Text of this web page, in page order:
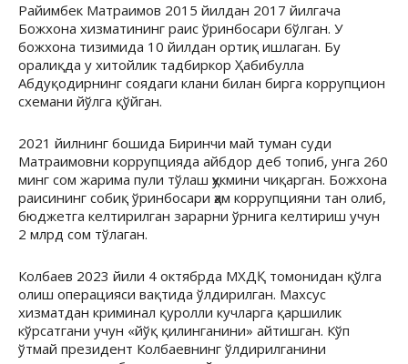
Райимбек Матраимов 2015 йилдан 2017 йилгача
Божхона хизматининг раис ўринбосари бўлган. У
божхона тизимида 10 йилдан ортиқ ишлаган. Бу
оралиқда у хитойлик тадбиркор Ҳабибулла
Абдуқодирнинг соядаги клани билан бирга коррупцион
схемани йўлга қўйган.
2021 йилнинг бошида Биринчи май туман суди
Матраимовни коррупцияда айбдор деб топиб, унга 260
минг сом жарима пули тўлаш ҳукмини чиқарган. Божхона
раисининг собиқ ўринбосари ҳам коррупцияни тан олиб,
бюджетга келтирилган зарарни ўрнига келтириш учун
2 млрд сом тўлаган.
Колбаев 2023 йили 4 октябрда МХДҚ томонидан қўлга
олиш операцияси вақтида ўлдирилган. Махсус
хизматдан криминал қуролли кучларга қаршилик
кўрсатгани учун «йўқ қилинганини» айтишган. Кўп
ўтмай президент Колбаевнинг ўлдирилганини